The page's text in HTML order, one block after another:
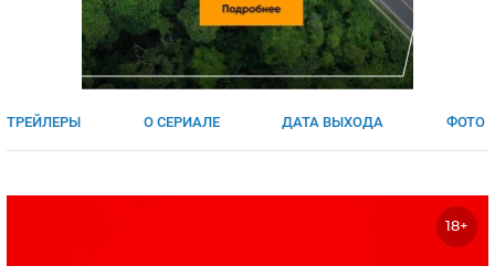
МЕЛОДРАМЫ
ИСПАНИЯ
ФРАНЦИЯ
ГЕРМАНИЯ
СВЕТСКИЕ НОВОСТИ
ТРЕЙЛЕРЫ О СЕРИАЛЕ ДАТА ВЫХОДА ФОТО
18+